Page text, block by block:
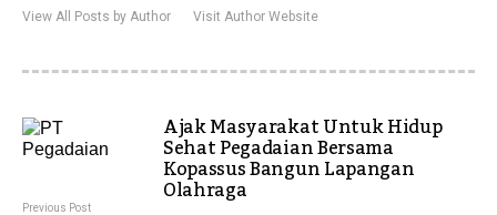
View All Posts by Author Visit Author Website
Ajak Masyarakat Untuk Hidup
Sehat Pegadaian Bersama
Kopassus Bangun Lapangan
Olahraga
Previous Post